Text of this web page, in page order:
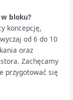
bloku?
koncepcję,
od 6 do 10
oraz
Zachęcamy
przygotować się